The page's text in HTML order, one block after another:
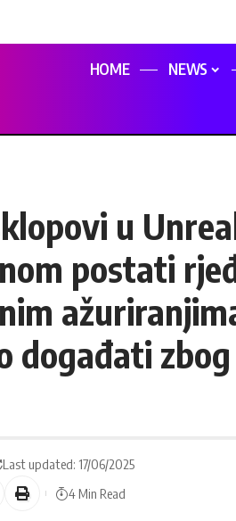
HOME NEWS
u
postati
događati
Last updated: 17/06/2025
4 Min Read